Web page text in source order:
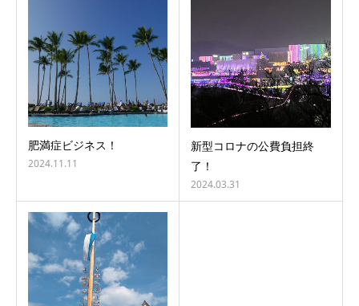
肥満症ビジネス！
2024.11.11
新型コロナの公費負担終
了！
2024.03.31